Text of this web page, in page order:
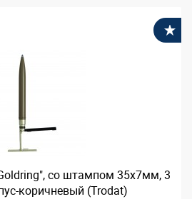
со штампом 35х7мм, 3
коричневый (Trodat)